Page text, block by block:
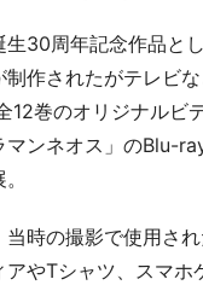
30周年記念作品と
制作されたがテレビ
12巻のオリジナルビ
マンネオス」のBlu-
時の撮影で使用され
アやTシャツ、スマホ